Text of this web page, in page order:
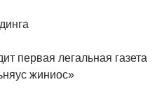
первая легальная газета
жиниос»